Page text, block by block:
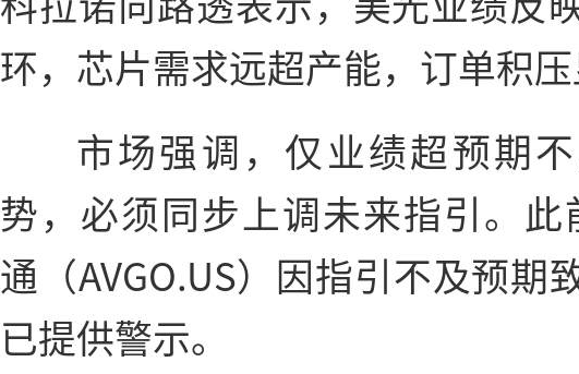
环，芯片需求远超产能，订单积压
市场强调，仅业绩超预期
势，必须同步上调未来指引。此
通（AVGO.US）因指引不及预期
已提供警示。